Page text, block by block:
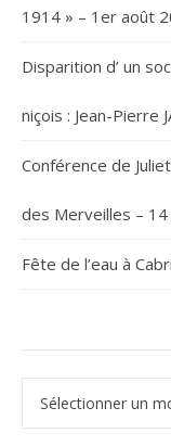
1914 » – 1er août
Disparition d’ un
niçois : Jean-Pierre
Conférence de
des Merveilles –
Fête de l’eau à